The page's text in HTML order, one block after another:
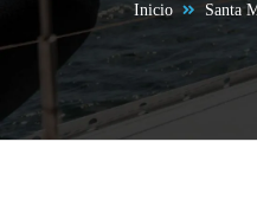
Inicio Santa